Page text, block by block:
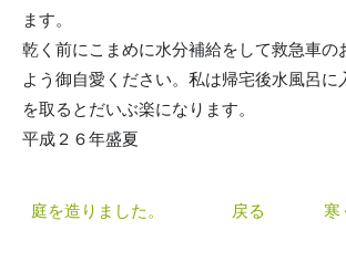
ます。
乾く前にこまめに水分補給をして救急車の
よう御自愛ください。私は帰宅後水風呂に
を取るとだいぶ楽になります。
平成２６年盛夏
庭を造りました。 戻る
濱野造園について
親方の日記